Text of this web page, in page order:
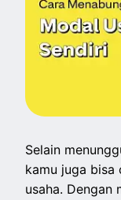
Selain
kamu juga bisa
usaha. Dengan